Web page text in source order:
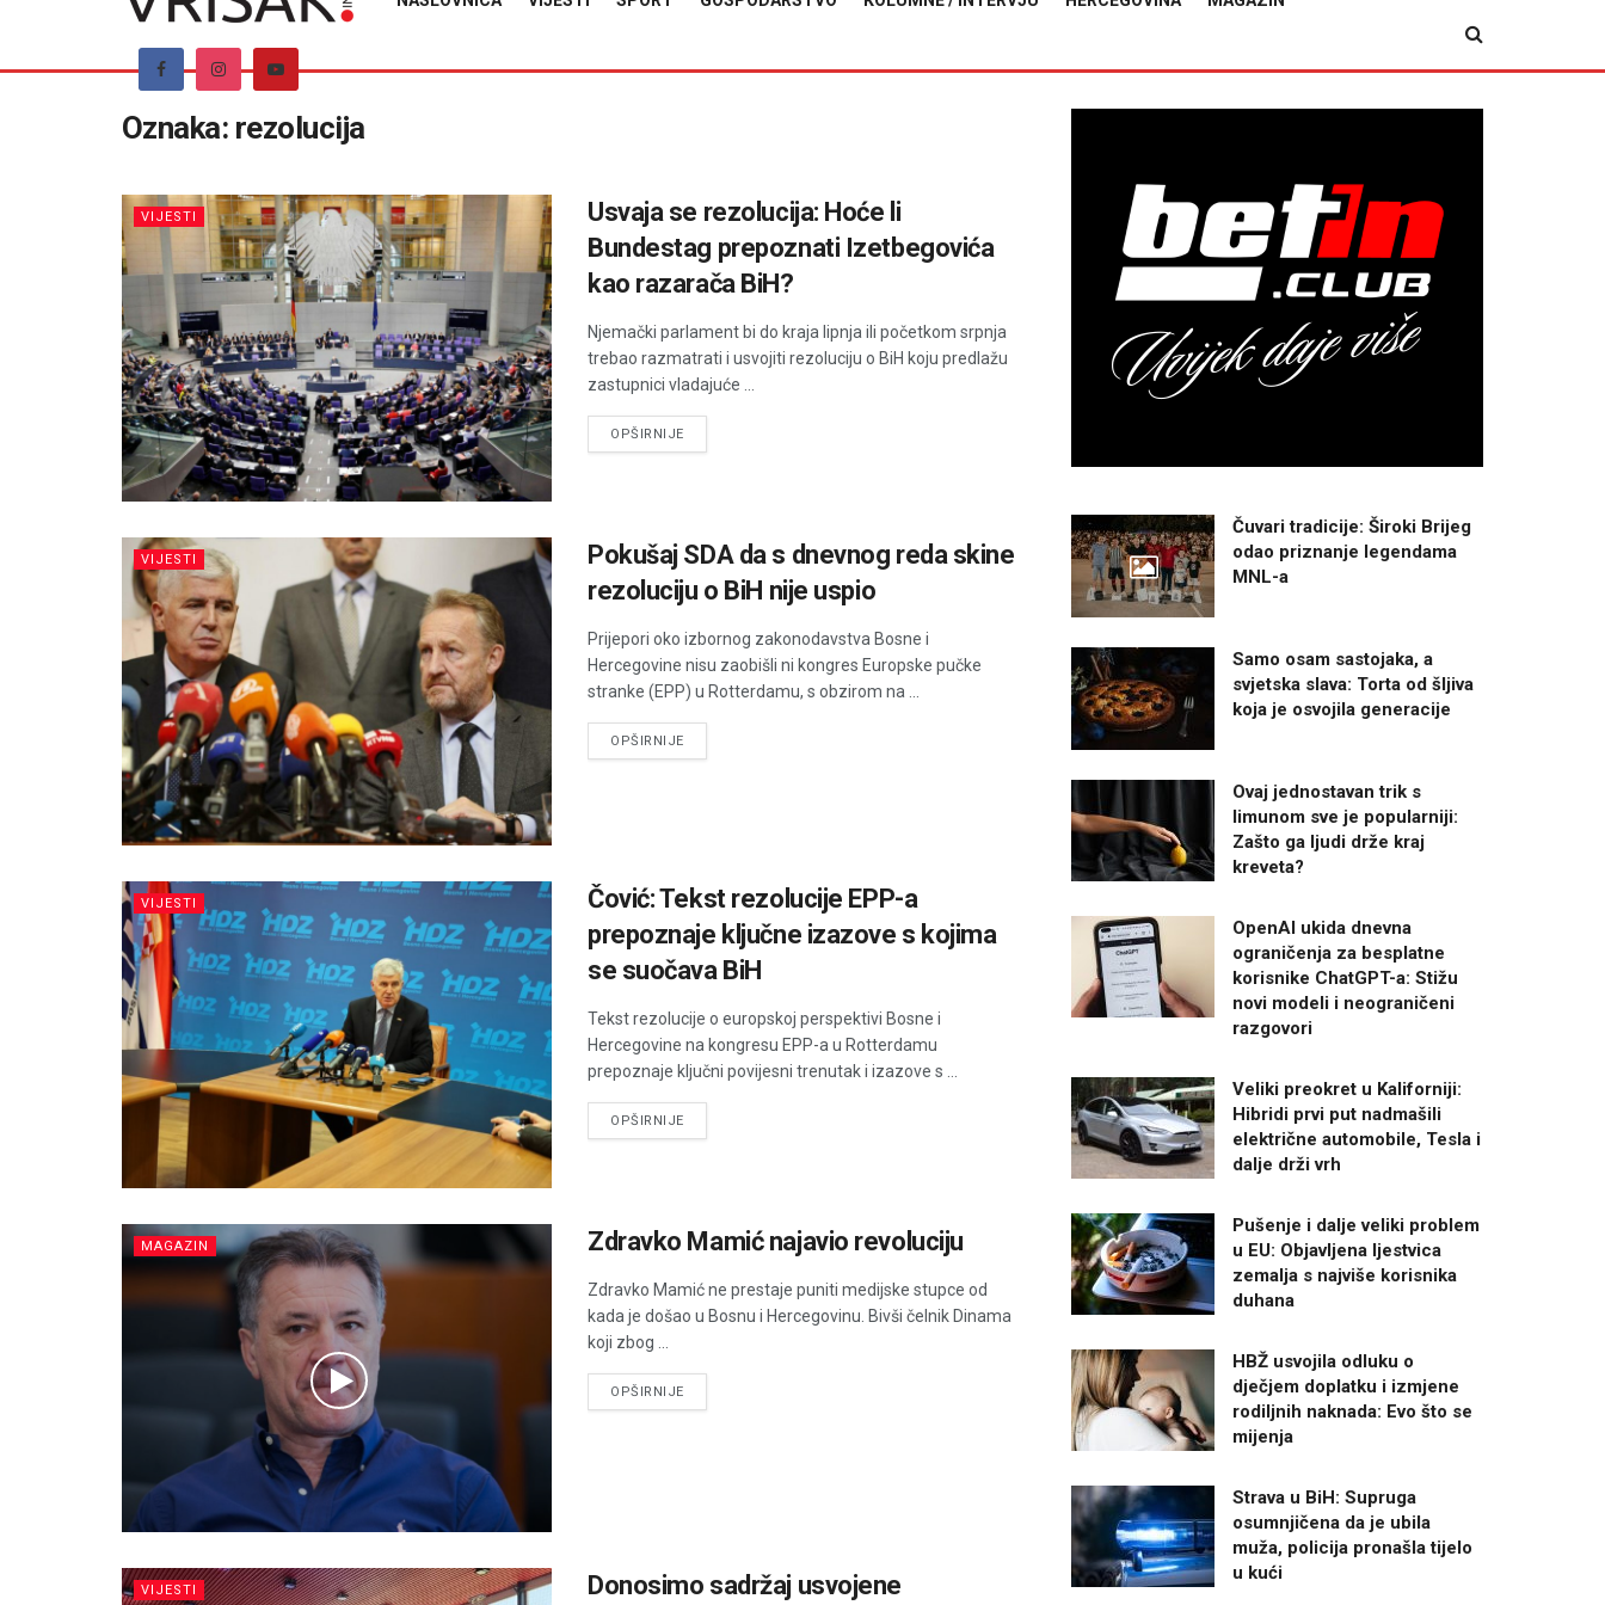
Oznaka: rezolucija
VIJESTI
Usvaja se rezolucija: Hoće li
Bundestag prepoznati Izetbegovića
kao razarača BiH?
Njemački parlament bi do kraja lipnja ili početkom srpnja
trebao razmatrati i usvojiti rezoluciju o BiH koju predlažu
zastupnici vladajuće ...
OPŠIRNIJEDETAILS
VIJESTI
Pokušaj SDA da s dnevnog reda skine
rezoluciju o BiH nije uspio
Prijepori oko izbornog zakonodavstva Bosne i
Hercegovine nisu zaobišli ni kongres Europske pučke
stranke (EPP) u Rotterdamu, s obzirom na ...
OPŠIRNIJEDETAILS
VIJESTI
Čović: Tekst rezolucije EPP-a
prepoznaje ključne izazove s kojima
se suočava BiH
Tekst rezolucije o europskoj perspektivi Bosne i
Hercegovine na kongresu EPP-a u Rotterdamu
prepoznaje ključni povijesni trenutak i izazove s ...
OPŠIRNIJEDETAILS
MAGAZIN Zdravko Mamić najavio revoluciju
Zdravko Mamić ne prestaje puniti medijske stupce od
kada je došao u Bosnu i Hercegovinu. Bivši čelnik Dinama
koji zbog ...
OPŠIRNIJEDETAILS
VIJESTI Donosimo sadržaj usvojene
Čuvari tradicije: Široki Brijeg
odao priznanje legendama
MNL-a
Samo osam sastojaka, a
svjetska slava: Torta od šljiva
koja je osvojila generacije
Ovaj jednostavan trik s
limunom sve je popularniji:
Zašto ga ljudi drže kraj
kreveta?
OpenAI ukida dnevna
ograničenja za besplatne
korisnike ChatGPT-a: Stižu
novi modeli i neograničeni
razgovori
Veliki preokret u Kaliforniji:
Hibridi prvi put nadmašili
električne automobile, Tesla i
dalje drži vrh
Pušenje i dalje veliki problem
u EU: Objavljena ljestvica
zemalja s najviše korisnika
duhana
HBŽ usvojila odluku o
dječjem doplatku i izmjene
rodiljnih naknada: Evo što se
mijenja
Strava u BiH: Supruga
osumnjičena da je ubila
muža, policija pronašla tijelo
u kući